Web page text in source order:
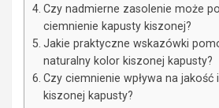
Czy nadmierne zasolenie może
ciemnienie kapusty kiszonej?
Jakie praktyczne wskazówki
naturalny kolor kiszonej kapusty?
Czy ciemnienie wpływa na
kiszonej kapusty?